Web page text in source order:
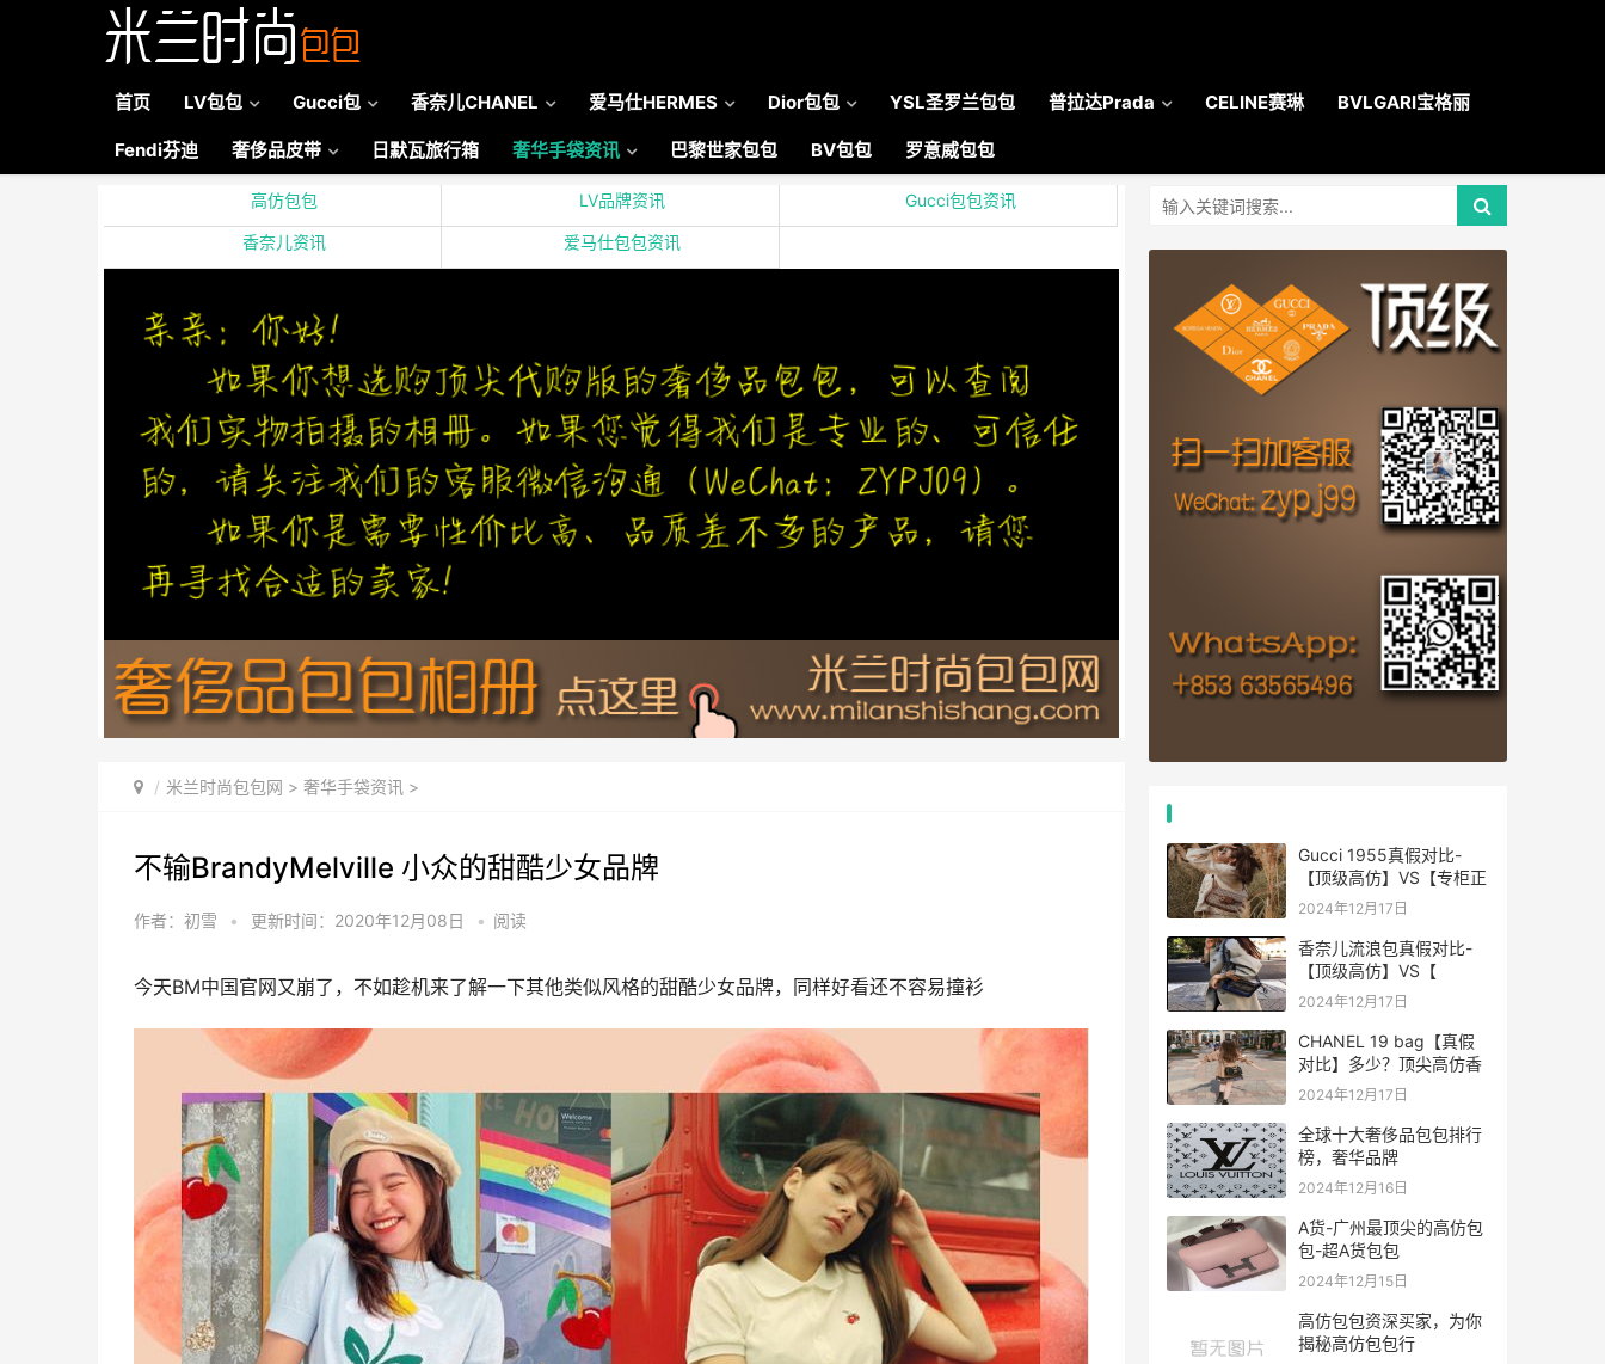
首页 LV包包 Gucci包 香奈儿CHANEL 爱马仕HERMES Dior包包 YSL圣罗兰包包 普拉达Prada CELINE赛琳 BVLGARI宝格丽
Fendi芬迪 奢侈品皮带 日默瓦旅行箱 奢华手袋资讯 巴黎世家包包 BV包包 罗意威包包
高仿包包 LV品牌资讯 Gucci包包资讯
香奈儿资讯 爱马仕包包资讯
米兰时尚包包网 > 奢华手袋资讯 >
不输BrandyMelville 小众的甜酷少女品牌
作者：初雪 • 更新时间：2020年12月08日 • 阅读
今天BM中国官网又崩了，不如趁机来了解一下其他类似风格的甜酷少女品牌，同样好看还不容易撞衫
Gucci 1955真假对比-
【顶级高仿】VS【专柜正
2024年12月17日
香奈儿流浪包真假对比-
【顶级高仿】VS【
2024年12月17日
CHANEL 19 bag【真假
对比】多少？顶尖高仿香
2024年12月17日
全球十大奢侈品包包排行
榜，奢华品牌
2024年12月16日
A货-广州最顶尖的高仿包
包-超A货包包
2024年12月15日
高仿包包资深买家，为你
揭秘高仿包包行